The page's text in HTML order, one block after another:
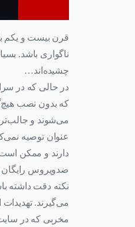
قرن بیست ‌و یکم
ناگواری باشد.
چشیده‌اند…
در حالی که در
که بدون نصب
می‌شوند و جالب‌تر
عنوان توصیه
دارند و ممکن
ضدویروس رایگان
نکته دقت داشته
می‌گیرند.
مخربی که در